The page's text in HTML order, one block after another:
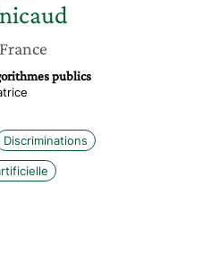
publics
Discriminations